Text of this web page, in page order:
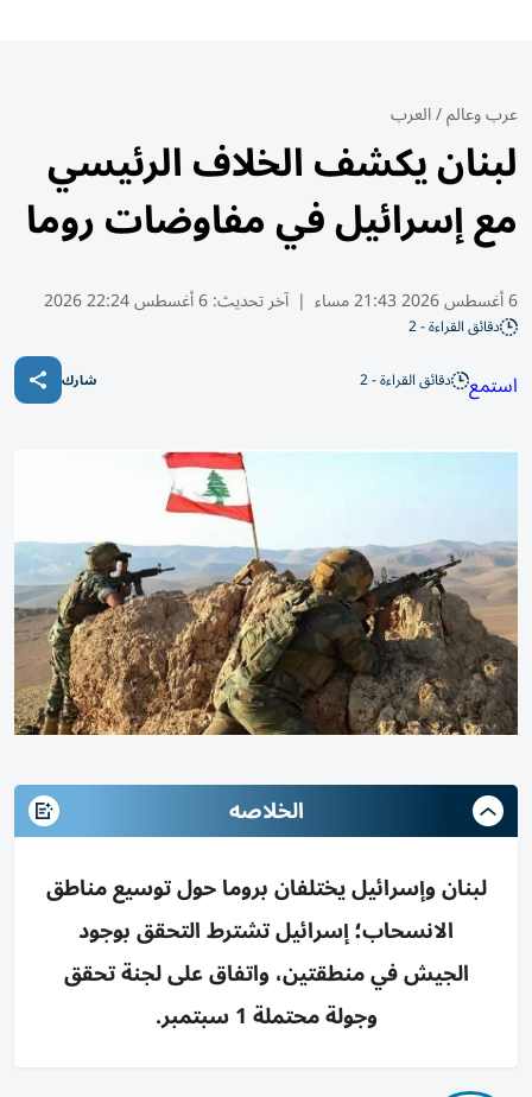
عرب وعالم/العرب
لبنان يكشف الخلاف الرئيسي
مع إسرائيل في مفاوضات روما
6 أغسطس 2026 21:43 مساء | آخر تحديث:6 أغسطس 22:24 2026
دقائق القراءة - 2
استمع دقائق القراءة - 2 شارك
الخلاصه
لبنان وإسرائيل يختلفان بروما حول توسيع مناطق
الانسحاب؛ إسرائيل تشترط التحقق بوجود
الجيش في منطقتين، واتفاق على لجنة تحقق
وجولة محتملة 1 سبتمبر.